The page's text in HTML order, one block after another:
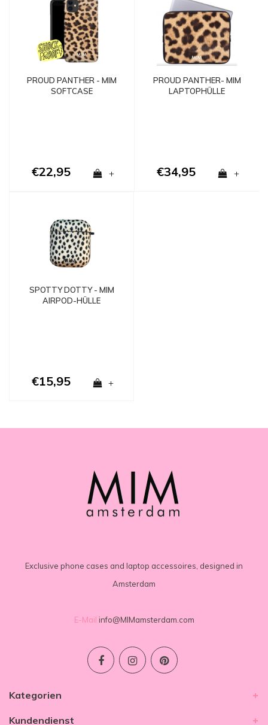
PROUD PANTHER - MIM
SOFTCASE
€22,95 +
PROUD PANTHER- MIM
LAPTOPHÜLLE
€34,95 +
SPOTTY DOTTY - MIM
AIRPOD-HÜLLE
€15,95 +
Exclusive phone cases and laptop accessoires, designed in
Amsterdam
E-Mail info@MIMamsterdam.com
Kategorien
Kundendienst